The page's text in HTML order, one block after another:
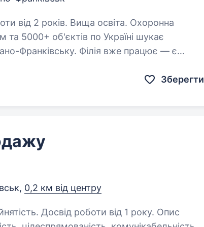
2 років. Вища освіта. Охоронна
та 5000+ об'єктів по Україні шукає
Франківську. Філія вже працює — є
Зберегти
0,2 км від центру
Досвід роботи від 1 року. Опис